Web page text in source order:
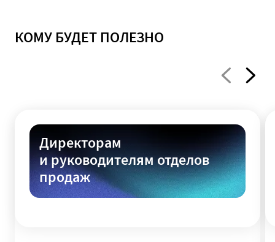
КОМУ БУДЕТ ПОЛЕЗНО
Директорам
и руководителям отделов
продаж